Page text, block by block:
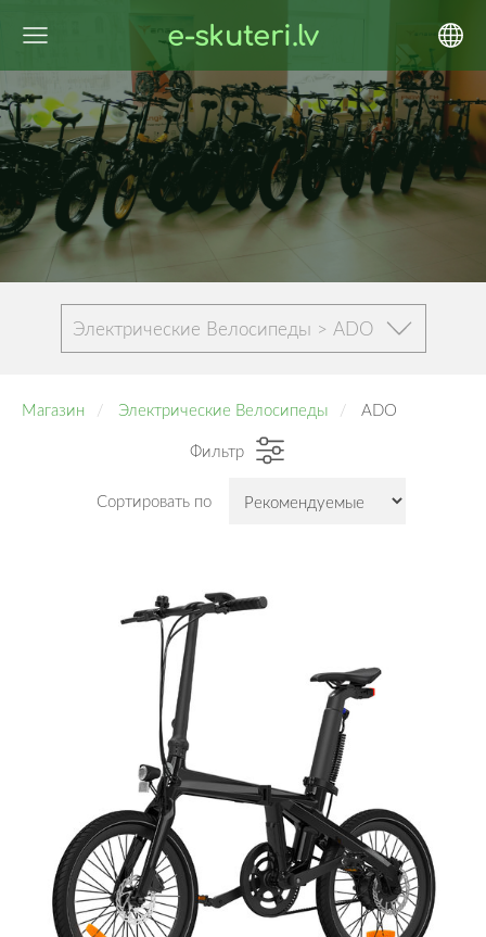
e-skuteri.lv
Электрические Велосипеды > ADO
Магазин Электрические Велосипеды
ADO
Фильтр
Сортировать по